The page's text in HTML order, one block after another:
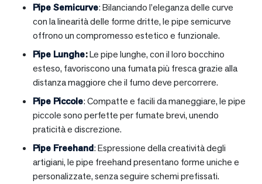
Pipe Semicurve: Bilanciando l’eleganza delle curve
con la linearità delle forme dritte, le pipe semicurve
offrono un compromesso estetico e funzionale.
Pipe Lunghe:Le pipe lunghe, con il loro bocchino
esteso, favoriscono una fumata più fresca grazie alla
distanza maggiore che il fumo deve percorrere.
Pipe Piccole: Compatte e facili da maneggiare, le pipe
piccole sono perfette per fumate brevi, unendo
praticità e discrezione.
Pipe Freehand: Espressione della creatività degli
artigiani, le pipe freehand presentano forme uniche e
personalizzate, senza seguire schemi prefissati.